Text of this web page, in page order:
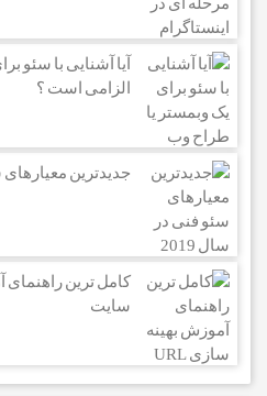
آیا آشنایی با سئو
الزامی است ؟
جدیدترین معیارهای
سایت